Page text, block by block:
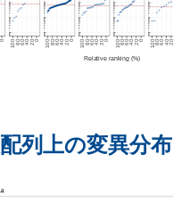
列上の変異分布